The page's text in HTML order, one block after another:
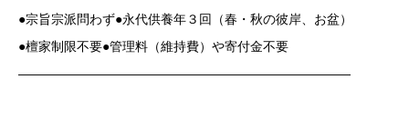
●宗旨宗派問わず●永代供養年３回（春・秋の彼岸、お盆）
●檀家制限不要●管理料（維持費）や寄付金不要
——————————————————————————